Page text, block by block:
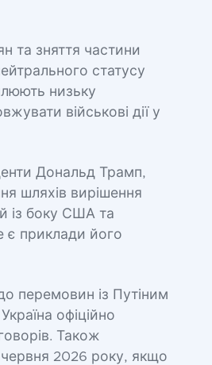
та зняття частини
статусу
низьку
військові дії у
Дональд Трамп,
шляхів вирішення
із боку США та
є приклади його
перемовин із Путіним
офіційно
Також
2026 року, якщо